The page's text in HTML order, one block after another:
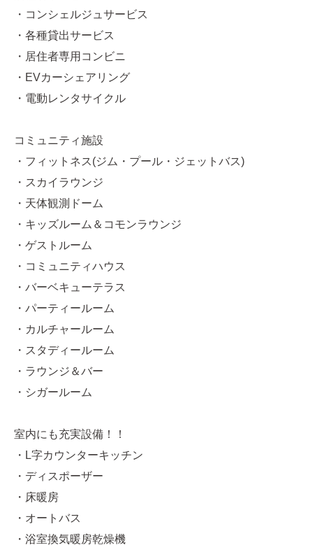
・コンシェルジュサービス
・各種貸出サービス
・居住者専用コンビニ
・EVカーシェアリング
・電動レンタサイクル
コミュニティ施設
・フィットネス(ジム・プール・ジェットバス)
・スカイラウンジ
・天体観測ドーム
・キッズルーム＆コモンラウンジ
・ゲストルーム
・コミュニティハウス
・バーベキューテラス
・パーティールーム
・カルチャールーム
・スタディールーム
・ラウンジ＆バー
・シガールーム
室内にも充実設備！！
・L字カウンターキッチン
・ディスポーザー
・床暖房
・オートバス
・浴室換気暖房乾燥機